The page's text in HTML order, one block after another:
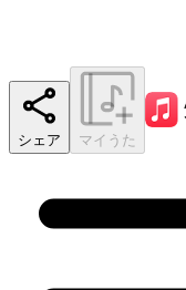
シェア マイうた